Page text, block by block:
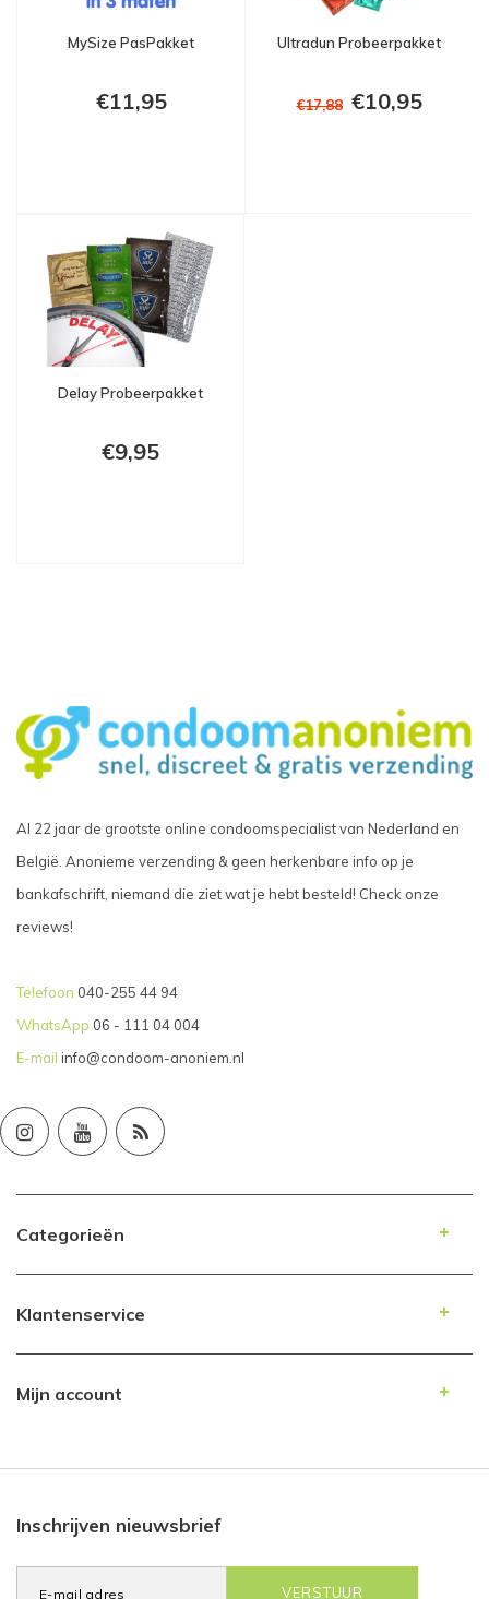
MySize PasPakket
€11,95
Ultradun Probeerpakket
€17,88 €10,95
Delay Probeerpakket
€9,95
Al 22 jaar de grootste online condoomspecialist van Nederland en
België. Anonieme verzending & geen herkenbare info op je
bankafschrift, niemand die ziet wat je hebt besteld! Check onze
reviews!
Telefoon 040-255 44 94
WhatsApp 06 - 111 04 004
E-mail info@condoom-anoniem.nl
Categorieën
Klantenservice
Mijn account
Inschrijven nieuwsbrief
VERSTUUR